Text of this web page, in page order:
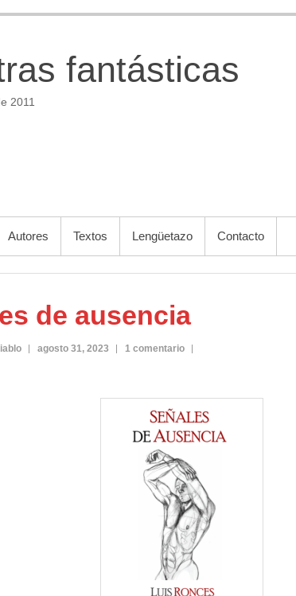
fantásticas
2011
Autores Textos Lengüetazo Contacto
de ausencia
agosto 31, 2023 1 comentario